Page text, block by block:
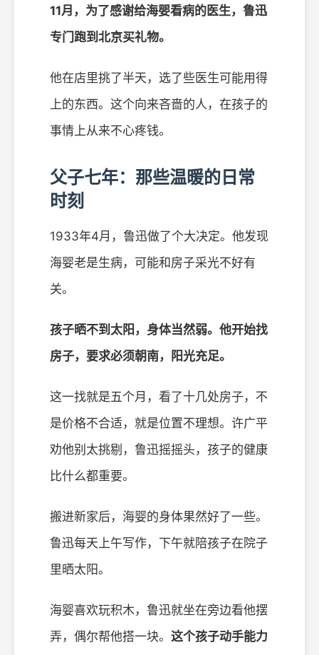
11月，为了感谢给海婴看病的医生，鲁迅
专门跑到北京买礼物。
他在店里挑了半天，选了些医生可能用得
上的东西。这个向来吝啬的人，在孩子的
事情上从来不心疼钱。
父子七年：那些温暖的日常
时刻
1933年4月，鲁迅做了个大决定。他发现
海婴老是生病，可能和房子采光不好有
关。
孩子晒不到太阳，身体当然弱。他开始找
房子，要求必须朝南，阳光充足。
这一找就是五个月，看了十几处房子，不
是价格不合适，就是位置不理想。许广平
劝他别太挑剔，鲁迅摇摇头，孩子的健康
比什么都重要。
搬进新家后，海婴的身体果然好了一些。
鲁迅每天上午写作，下午就陪孩子在院子
里晒太阳。
海婴喜欢玩积木，鲁迅就坐在旁边看他摆
弄，偶尔帮他搭一块。 这个孩子动手能力